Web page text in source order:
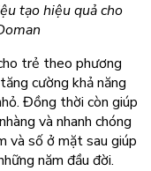
tạo hiệu quả cho
trẻ theo phương
cường khả năng
Đồng thời còn giúp
và nhanh chóng
và số ở mặt sau giúp
năm đầu đời.